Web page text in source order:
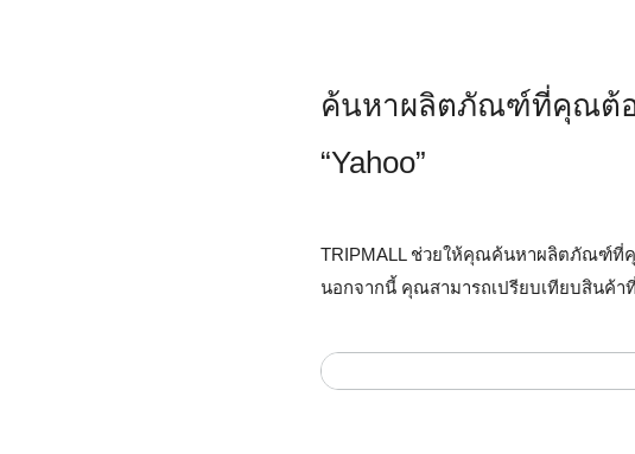
ค้นหาผลิตภัณฑ์ที่คุณต้อง
“Yahoo”
TRIPMALL ช่วยให้คุณค้นหาผลิตภัณฑ์ที่คุ
นอกจากนี้ คุณสามารถเปรียบเทียบสินค้า